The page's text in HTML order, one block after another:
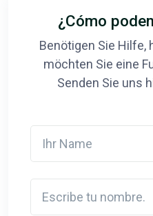
¿Cómo
Benötigen Sie Hilfe,
möchten Sie eine
Senden Sie uns